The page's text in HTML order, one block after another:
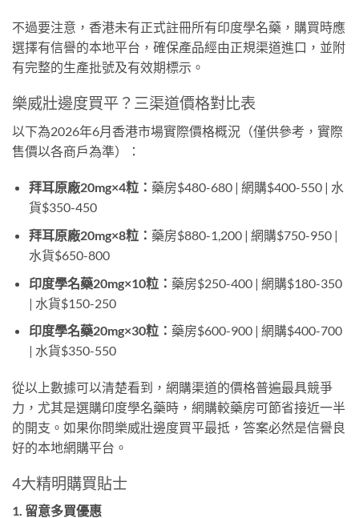
不過要注意，香港未有正式註冊所有印度學名藥，購買時應
選擇有信譽的本地平台，確保產品經由正規渠道進口，並附
有完整的生產批號及有效期標示。
樂威壯邊度買平？三渠道價格對比表
以下為2026年6月香港市場實際價格概況（僅供參考，實際
售價以各商戶為準）：
拜耳原廠20mg×4粒： 藥房$480-680 | 網購$400-550 | 水
貨$350-450
拜耳原廠20mg×8粒： 藥房$880-1,200 | 網購$750-950 |
水貨$650-800
印度學名藥20mg×10粒： 藥房$250-400 | 網購$180-350
| 水貨$150-250
印度學名藥20mg×30粒： 藥房$600-900 | 網購$400-700
| 水貨$350-550
從以上數據可以清楚看到，網購渠道的價格普遍最具競爭
力，尤其是選購印度學名藥時，網購較藥房可節省接近一半
的開支。如果你問樂威壯邊度買平最抵，答案必然是信譽良
好的本地網購平台。
4大精明購買貼士
1. 留意多買優惠